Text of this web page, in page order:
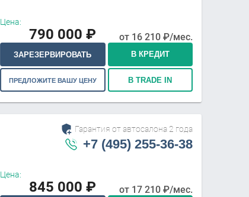
Цена:
790 000 ₽ от 16 210₽/мес.
ЗАРЕЗЕРВИРОВАТЬ В КРЕДИТ
ПРЕДЛОЖИТЕ ВАШУ ЦЕНУ В TRADE IN
Гарантия от автосалона 2 года
+7 (495) 255-36-38
Цена:
845 000 ₽ от 17 210₽/мес.